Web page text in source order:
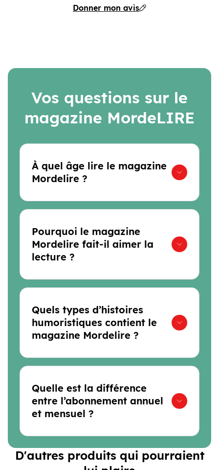
Donner mon avis
Vos questions sur le
magazine MordeLIRE
À quel âge lire le magazine
Mordelire ?
Pourquoi le magazine
Mordelire fait-il aimer la
lecture ?
Quels types d’histoires
humoristiques contient le
magazine Mordelire ?
Quelle est la différence
entre l’abonnement annuel
et mensuel ?
D'autres produits qui pourraient